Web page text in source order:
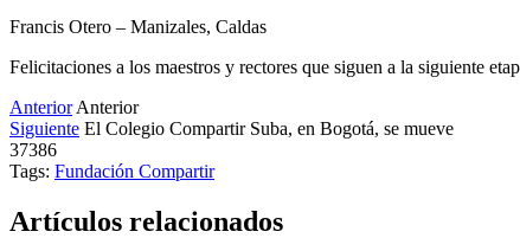
Francis Otero – Manizales, Caldas
Felicitaciones a los maestros y rectores que siguen a la siguiente
Anterior Anterior
Siguiente El Colegio Compartir Suba, en Bogotá, se mueve
37386
Tags: Fundación Compartir
Artículos relacionados